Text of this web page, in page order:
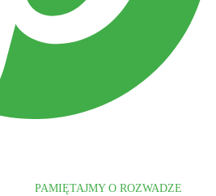
PAMIĘTAJMY O ROZWADZE